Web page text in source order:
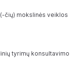
čių) mokslinės veiklos
tyrimų konsultavimo